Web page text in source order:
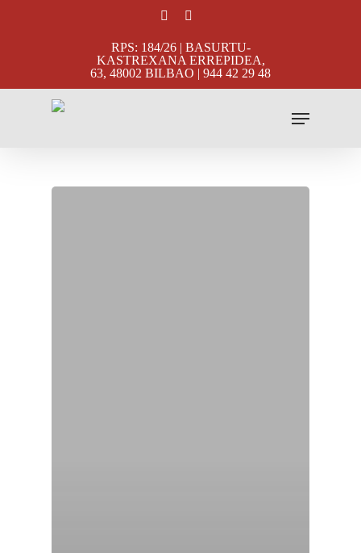
RPS: 184/26 | BASURTU-
KASTREXANA ERREPIDEA,
63, 48002 BILBAO | 944 42 29 48
Menu